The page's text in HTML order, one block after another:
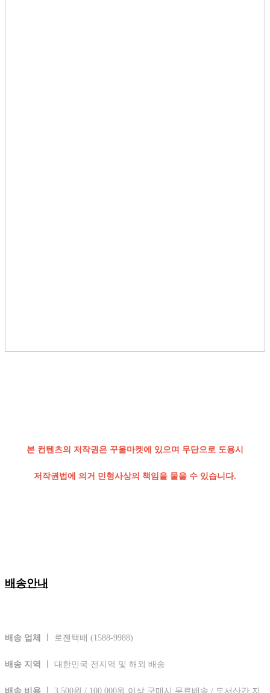
본 컨텐츠의 저작권은 꾸울마켓에 있으며 무단으로 도용시
저작권법에 의거 민형사상의 책임을 물을 수 있습니다.
배송안내
배송 업체 ㅣ 로젠택배 (1588-9988)
배송 지역 ㅣ 대한민국 전지역 및 해외 배송
배송 비용 ㅣ 3,500원 / 100,000원 이상 구매시 무료배송 / 도서산간 지